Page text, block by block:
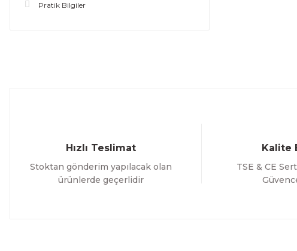
Pratik Bilgiler
Hızlı Teslimat
Stoktan gönderim yapılacak olan
ürünlerde geçerlidir
Kalite
TSE & CE